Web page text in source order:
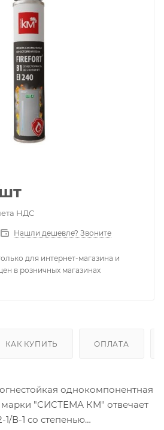
НДС
Нашли дешевле? Звоните
для интернет-магазина и
в розничных магазинах
КАК КУПИТЬ ОПЛАТА
однокомпонентная
марки "СИСТЕМА КМ" отвечает
1/В-1 со степенью